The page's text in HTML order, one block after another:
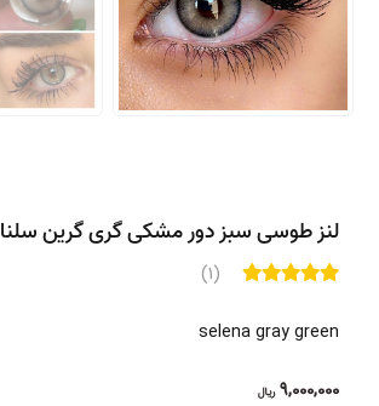
لنز طوسی سبز دور مشکی گری گرین سلنا
(1)
selena gray green
9,000,000 ریال